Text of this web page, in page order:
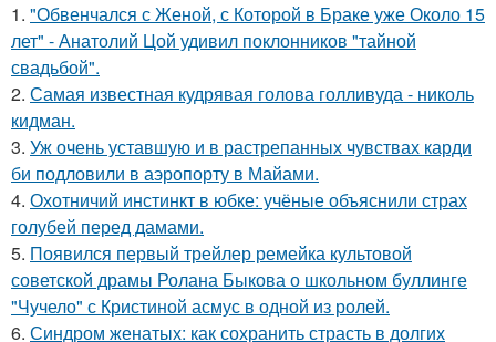
1. "Обвенчался с Женой, с Которой в Браке уже Около 15
лет" - Анатолий Цой удивил поклонников "тайной
свадьбой".
2. Самая известная кудрявая голова голливуда - николь
кидман.
3. Уж очень уставшую и в растрепанных чувствах карди
би подловили в аэропорту в Майами.
4. Охотничий инстинкт в юбке: учёные объяснили страх
голубей перед дамами.
5. Появился первый трейлер ремейка культовой
советской драмы Ролана Быкова о школьном буллинге
"Чучело" с Кристиной асмус в одной из ролей.
6. Синдром женатых: как сохранить страсть в долгих